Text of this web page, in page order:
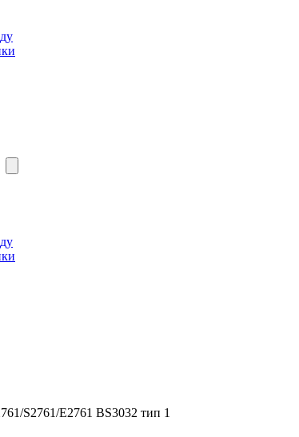
S2761/E2761 BS3032 тип 1